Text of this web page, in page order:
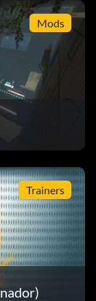
Mods
Trainers